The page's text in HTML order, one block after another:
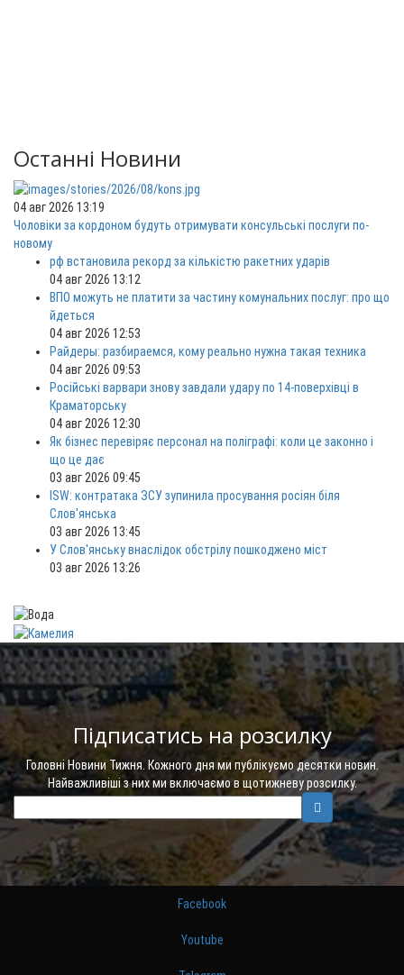
Останні Новини
04 авг 2026 13:19
Чоловіки за кордоном будуть отримувати консульські послуги по-
новому
рф встановила рекорд за кількістю ракетних ударів
04 авг 2026 13:12
ВПО можуть не платити за частину комунальних послуг: про що
йдеться
04 авг 2026 12:53
Райдеры: разбираемся, кому реально нужна такая техника
04 авг 2026 09:53
Російські варвари знову завдали удару по 14-поверхівці в
Краматорську
04 авг 2026 12:30
Як бізнес перевіряє персонал на поліграфі: коли це законно і
що це дає
03 авг 2026 09:45
ISW: контратака ЗСУ зупинила просування росіян біля
Слов'янська
03 авг 2026 13:45
У Слов'янську внаслідок обстрілу пошкоджено міст
03 авг 2026 13:26
Підписатись на розсилку
Головні Новини Тижня. Кожного дня ми публікуємо десятки новин.
Найважливіші з них ми включаємо в щотижневу розсилку.
Facebook
Youtube